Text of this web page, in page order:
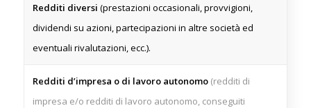
Redditi diversi (prestazioni occasionali, provvigioni,
dividendi su azioni, partecipazioni in altre società ed
eventuali rivalutazioni, ecc.).
Redditi d’impresa o di lavoro autonomo (redditi di
impresa e/o redditi di lavoro autonomo, conseguiti